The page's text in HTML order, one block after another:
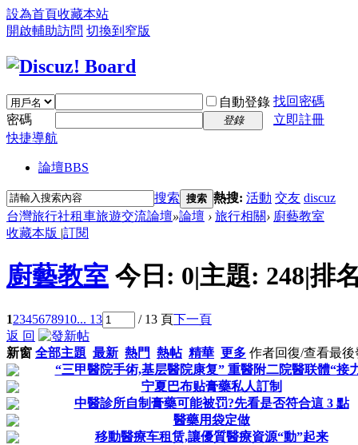
設為首頁收藏本站
開啟輔助訪問 切換到窄版
自動登錄 找回密碼
密碼
登錄
立即註冊
快捷導航
論壇BBS
搜索 搜索 熱搜: 活動 交友 discuz
台灣旅行社租車旅遊交流論壇»論壇 › 旅行相關› 廚藝教室
收藏本版 |訂閱
廚藝教室 今日: 0|主題: 248|排
12345678910... 13 / 13 頁下一頁
返 回
新窗 全部主題 最新 熱門 熱帖 精華 更多 作者回復/查看最後
“三甲醫院手術,基层醫院康复” 重醫附二院醫联體“接
宁夏巴布贴膏藥私人訂制
中醫診所自制膏藥可能被罚?先看是否符合這 3 點
醫藥用袋定做
移動醫療车租赁,讓優質醫療資源“動”起来